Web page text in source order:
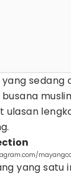
sedang
ulasan
yang satu